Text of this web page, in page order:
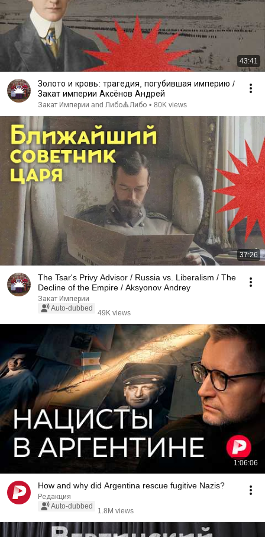
43:41
Золото и кровь: трагедия, погубившая империю /
Закат империи Аксёнов Андрей
Закат Империи and Либо🔺Либо • 80K views
37:26
The Tsar's Privy Advisor / Russia vs. Liberalism / The
Decline of the Empire / Aksyonov Andrey
Закат Империи
Auto-dubbed
49K views
1:06:06
How and why did Argentina rescue fugitive Nazis?
Редакция
Auto-dubbed
1.8M views